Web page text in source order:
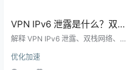
VPN IPv6 泄露是什么？双栈
网络下代理规则和浏览器检
解释 VPN IPv6 泄露、双栈网络、代
法，适合排查 IP 显示异常和访问路
径不一致的问题。
优化加速